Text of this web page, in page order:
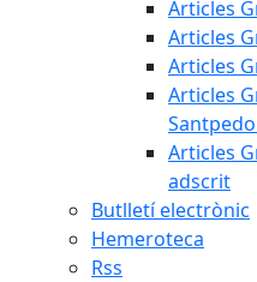
Articles
Articles
Articles
Articles
Articles
adscrit
Butlletí electrònic
Hemeroteca
Rss